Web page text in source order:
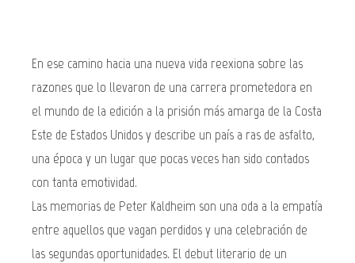
En ese camino hacia una nueva vida reexiona sobre las
razones que lo llevaron de una carrera prometedora en
el mundo de la edición a la prisión más amarga de la Costa
Este de Estados Unidos y describe un país a ras de asfalto,
una época y un lugar que pocas veces han sido contados
con tanta emotividad.
Las memorias de Peter Kaldheim son una oda a la empatía
entre aquellos que vagan perdidos y una celebración de
las segundas oportunidades. El debut literario de un